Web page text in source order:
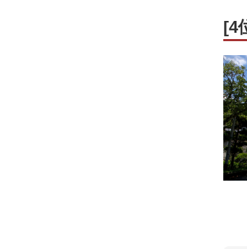
[4